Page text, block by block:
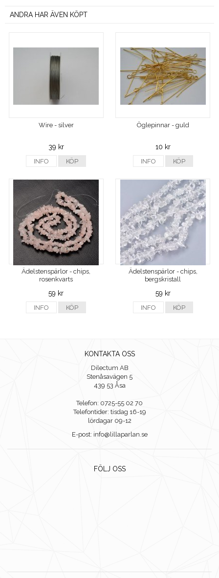
ANDRA HAR ÄVEN KÖPT
Wire - silver
39 kr
INFO KÖP
Öglepinnar - guld
10 kr
INFO KÖP
Ädelstenspärlor - chips,
rosenkvarts
59 kr
INFO KÖP
Ädelstenspärlor - chips,
bergskristall
59 kr
INFO KÖP
KONTAKTA OSS
Dilectum AB
Stenåsavägen 5
439 53 Åsa
Telefon: 0725-55 02 70
Telefontider: tisdag 16-19
lördagar 09-12
E-post: info@lillaparlan.se
FÖLJ OSS